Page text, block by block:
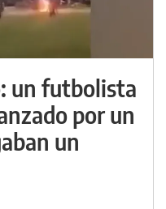
un futbolista
por un
un